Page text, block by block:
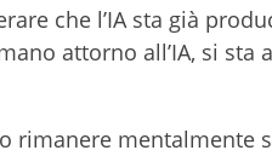
che l’IA sta già
attorno all’IA, si sta
rimanere mentalmente